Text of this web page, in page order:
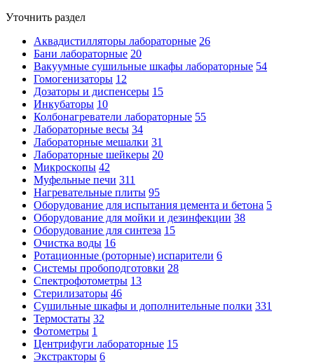
Уточнить раздел
Аквадистилляторы лабораторные 26
Бани лабораторные 20
Вакуумные сушильные шкафы лабораторные 54
Гомогенизаторы 12
Дозаторы и диспенсеры 15
Инкубаторы 10
Колбонагреватели лабораторные 55
Лабораторные весы 34
Лабораторные мешалки 31
Лабораторные шейкеры 20
Микроскопы 42
Муфельные печи 311
Нагревательные плиты 95
Оборудование для испытания цемента и бетона 5
Оборудование для мойки и дезинфекции 38
Оборудование для синтеза 15
Очистка воды 16
Ротационные (роторные) испарители 6
Системы пробоподготовки 28
Спектрофотометры 13
Стерилизаторы 46
Сушильные шкафы и дополнительные полки 331
Термостаты 32
Фотометры 1
Центрифуги лабораторные 15
Экстракторы 6